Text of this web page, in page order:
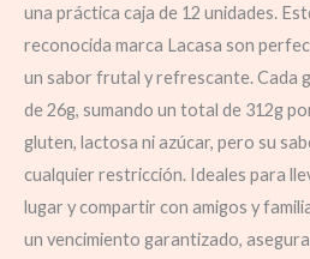
una práctica caja de 12 unidades.
reconocida marca Lacasa son
un sabor frutal y refrescante. Cada
de 26g, sumando un total de 312g
gluten, lactosa ni azúcar, pero su
cualquier restricción. Ideales para
lugar y compartir con amigos y
un vencimiento garantizado,